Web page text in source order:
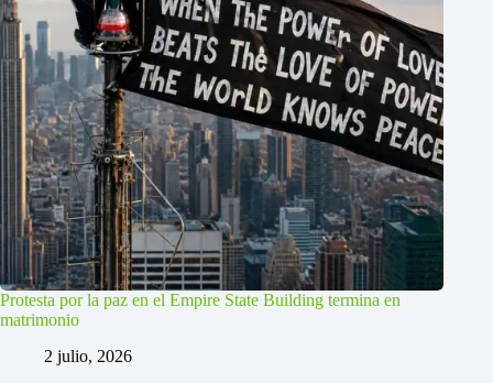
Protesta por la paz en el Empire State Building termina en
matrimonio
2 julio, 2026